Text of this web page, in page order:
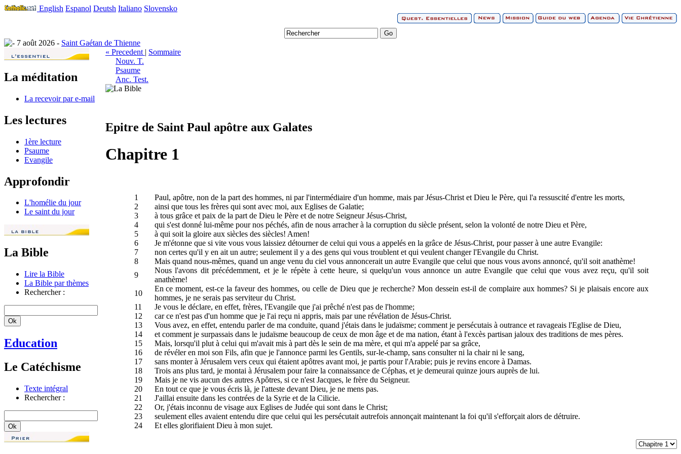
English Espanol Deutsh Italiano Slovensko
7 août 2026 - Saint Gaétan de Thienne
La méditation
La recevoir par e-mail
Les lectures
1ère lecture
Psaume
Evangile
Approfondir
L'homélie du jour
Le saint du jour
La Bible
Lire la Bible
La Bible par thèmes
Rechercher :
Education
Le Catéchisme
Texte intégral
Rechercher :
« Precedent | Sommaire
Nouv. T.
Psaume
Anc. Test.
Epitre de Saint Paul apôtre aux Galates
Chapitre 1
1
Paul, apôtre, non de la part des hommes, ni par l'intermédiaire d'un homme, mais par Jésus-Christ et Dieu le Père, qui l'a ressuscité d'entre les morts,
2
ainsi que tous les frères qui sont avec moi, aux Eglises de Galatie;
3
à tous grâce et paix de la part de Dieu le Père et de notre Seigneur Jésus-Christ,
4
qui s'est donné lui-même pour nos péchés, afin de nous arracher à la corruption du siècle présent, selon la volonté de notre Dieu et Père,
5
à qui soit la gloire aux siècles des siècles! Amen!
6
Je m'étonne que si vite vous vous laissiez détourner de celui qui vous a appelés en la grâce de Jésus-Christ, pour passer à une autre Evangile:
7
non certes qu'il y en ait un autre; seulement il y a des gens qui vous troublent et qui veulent changer l'Evangile du Christ.
8
Mais quand nous-mêmes, quand un ange venu du ciel vous annoncerait un autre Evangile que celui que nous vous avons annoncé, qu'il soit anathème!
9
Nous l'avons dit précédemment, et je le répète à cette heure, si quelqu'un vous annonce un autre Evangile que celui que vous avez reçu, qu'il soit
anathème!
10
En ce moment, est-ce la faveur des hommes, ou celle de Dieu que je recherche? Mon dessein est-il de complaire aux hommes? Si je plaisais encore aux
hommes, je ne serais pas serviteur du Christ.
11
Je vous le déclare, en effet, frères, l'Evangile que j'ai prêché n'est pas de l'homme;
12
car ce n'est pas d'un homme que je l'ai reçu ni appris, mais par une révélation de Jésus-Christ.
13
Vous avez, en effet, entendu parler de ma conduite, quand j'étais dans le judaïsme; comment je persécutais à outrance et ravageais l'Eglise de Dieu,
14
et comment je surpassais dans le judaïsme beaucoup de ceux de mon âge et de ma nation, étant à l'excès partisan jaloux des traditions de mes pères.
15
Mais, lorsqu'il plut à celui qui m'avait mis à part dès le sein de ma mère, et qui m'a appelé par sa grâce,
16
de révéler en moi son Fils, afin que je l'annonce parmi les Gentils, sur-le-champ, sans consulter ni la chair ni le sang,
17
sans monter à Jérusalem vers ceux qui étaient apôtres avant moi, je partis pour l'Arabie; puis je revins encore à Damas.
18
Trois ans plus tard, je montai à Jérusalem pour faire la connaissance de Céphas, et je demeurai quinze jours auprès de lui.
19
Mais je ne vis aucun des autres Apôtres, si ce n'est Jacques, le frère du Seigneur.
20
En tout ce que je vous écris là, je l'atteste devant Dieu, je ne mens pas.
21
J'aillai ensuite dans les contrées de la Syrie et de la Cilicie.
22
Or, j'étais inconnu de visage aux Eglises de Judée qui sont dans le Christ;
23
seulement elles avaient entendu dire que celui qui les persécutait autrefois annonçait maintenant la foi qu'il s'efforçait alors de détruire.
24
Et elles glorifiaient Dieu à mon sujet.